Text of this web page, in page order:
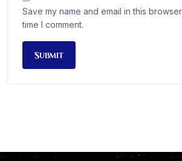
Save my name and email in this
time I comment.